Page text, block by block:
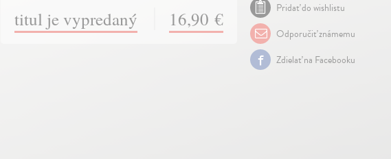
titul je vypredaný 16,90 €
Pridať do wishlistu
Odporučiť známemu
Zdielať na Facebooku